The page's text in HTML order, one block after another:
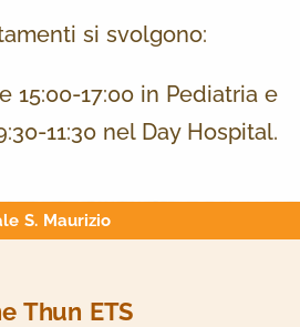
si svolgono:
15:00-17:00 in Pediatria e
11:30 nel Day Hospital.
S. Maurizio
Thun ETS